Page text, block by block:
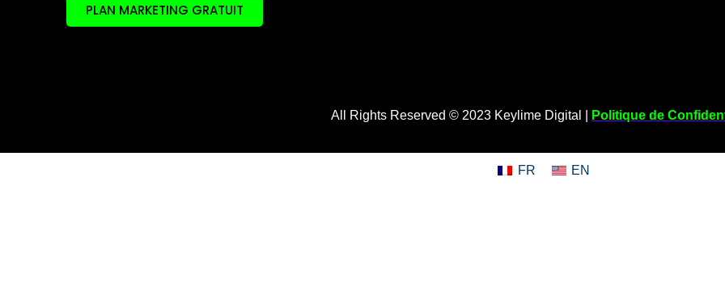
PLAN MARKETING GRATUIT
All Rights Reserved © 2023 Keylime Digital | Politique de
FR EN